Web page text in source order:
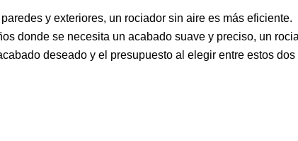
y exteriores, un rociador sin aire es más eficiente.
donde se necesita un acabado suave y preciso, un
deseado y el presupuesto al elegir entre estos